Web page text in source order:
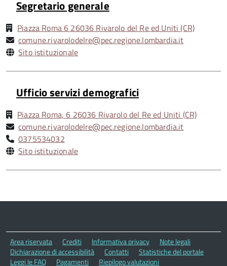
Segretario generale
Piazza Roma 6 26036 Rivarolo del Re ed Uniti (CR)
comune.rivarolodelre@pec.regione.lombardia.it
Sito istituzionale
Ufficio servizi demografici
Piazza Roma, 6 26036 Rivarolo del Re ed Uniti (CR)
comune.rivarolodelre@pec.regione.lombardia.it
0375534032
Sito istituzionale
Area riservata Crediti Informativa privacy
Note legali
Dichiarazione di accessibilità
Contatti
Statistiche del portale
Leggi le FAQ
Pagamenti Riepilogo valutazioni